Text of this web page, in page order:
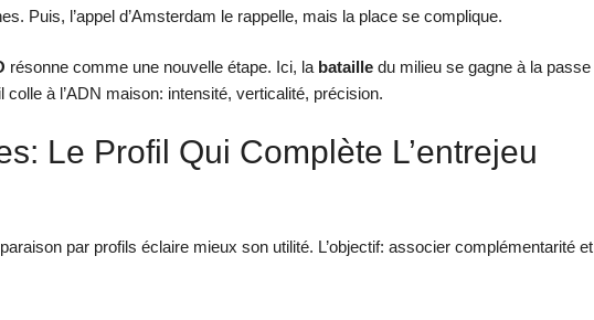
Puis, l’appel d’Amsterdam le rappelle, mais la place se complique.
résonne comme une nouvelle étape. Ici, la bataille du milieu se gagne à la passe
à l’ADN maison: intensité, verticalité, précision.
Le Profil Qui Complète L’entrejeu
par profils éclaire mieux son utilité. L’objectif: associer complémentarité et